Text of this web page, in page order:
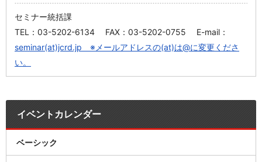
セミナー統括課
TEL：03-5202-6134 FAX：03-5202-0755 E-mail：
seminar(at)jcrd.jp ※メールアドレスの(at)は@に変更くださ
い。
イベントカレンダー
ベーシック